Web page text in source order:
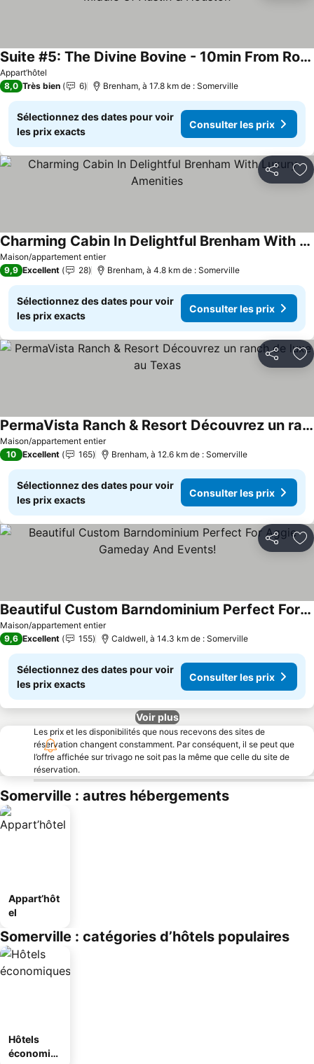
Appart’hôtel
Suite #5: The Divine Bovine - 10min From Round Top, Middle Of Austin & Houston
Consulter les prix
8,0 Très bien 6 Brenham, à 17.8 km de : Somerville
Sélectionnez des dates pour voir
les prix exacts
Consulter les prix
Partager
Maison/appartement entier
Charming Cabin In Delightful Brenham With Luxury Amenities
Consulter les prix
9,9 Excellent 28 Brenham, à 4.8 km de : Somerville
Sélectionnez des dates pour voir
les prix exacts
Consulter les prix
Partager
Maison/appartement entier
PermaVista Ranch & Resort Découvrez un ranch de luxe au Texas
Consulter les prix
10 Excellent 165 Brenham, à 12.6 km de : Somerville
Sélectionnez des dates pour voir
les prix exacts
Consulter les prix
Partager
Maison/appartement entier
Beautiful Custom Barndominium Perfect For Aggie Gameday And Events!
Consulter les prix
9,6 Excellent 155 Caldwell, à 14.3 km de : Somerville
Sélectionnez des dates pour voir
les prix exacts
Consulter les prix
Voir plus
Les prix et les disponibilités que nous recevons des sites de
réservation changent constamment. Par conséquent, il se peut que
l’offre affichée sur trivago ne soit pas la même que celle du site de
réservation.
Somerville : autres hébergements
Appart’hôt
el
Somerville : catégories d’hôtels populaires
Hôtels
économiq